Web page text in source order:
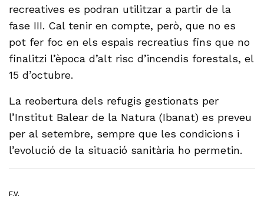
recreatives es podran utilitzar a partir de la
fase III. Cal tenir en compte, però, que no es
pot fer foc en els espais recreatius fins que no
finalitzi l’època d’alt risc d’incendis forestals, el
15 d’octubre.
La reobertura dels refugis gestionats per
l’Institut Balear de la Natura (Ibanat) es preveu
per al setembre, sempre que les condicions i
l’evolució de la situació sanitària ho permetin.
F.V.